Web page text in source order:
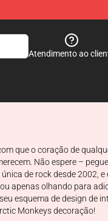
Atendimento ao
que o coração de
Não espere –
de rock desde 2002, e
apenas olhando para
esquema de design de
Monkeys decoração!